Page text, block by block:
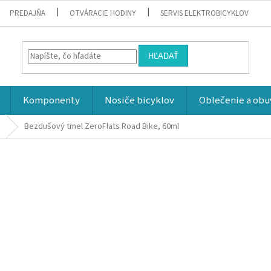
PREDAJŇA OTVÁRACIE HODINY SERVIS ELEKTROBICYKLOV
HĽADAŤ
Komponenty Nosiče bicyklov Oblečenie a
Bezdušový tmel ZeroFlats Road Bike, 60ml